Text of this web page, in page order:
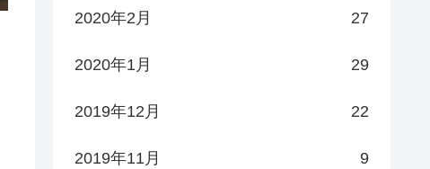
2020年2月 27
2020年1月 29
2019年12月 22
2019年11月 9